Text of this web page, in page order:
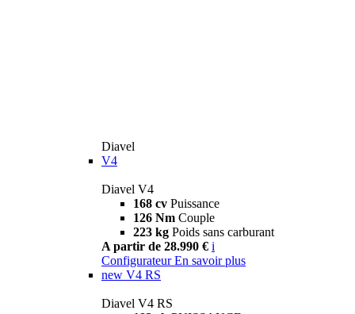
Diavel
V4
Diavel V4
168 cv Puissance
126 Nm Couple
223 kg Poids sans carburant
A partir de 28.990 € i
Configurateur En savoir plus
new V4 RS
Diavel V4 RS